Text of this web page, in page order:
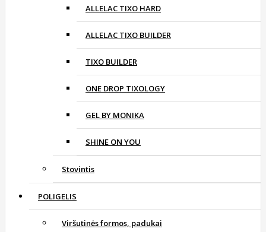
ALLELAC TIXO HARD
ALLELAC TIXO BUILDER
TIXO BUILDER
ONE DROP TIXOLOGY
GEL BY MONIKA
SHINE ON YOU
Stovintis
POLIGELIS
Viršutinės formos, padukai